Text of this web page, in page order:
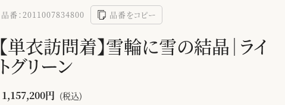
品番：2011007834800 品番をコピー
【単衣訪問着】雪輪に雪の結晶｜ライ
トグリーン
1,157,200円 (税込)